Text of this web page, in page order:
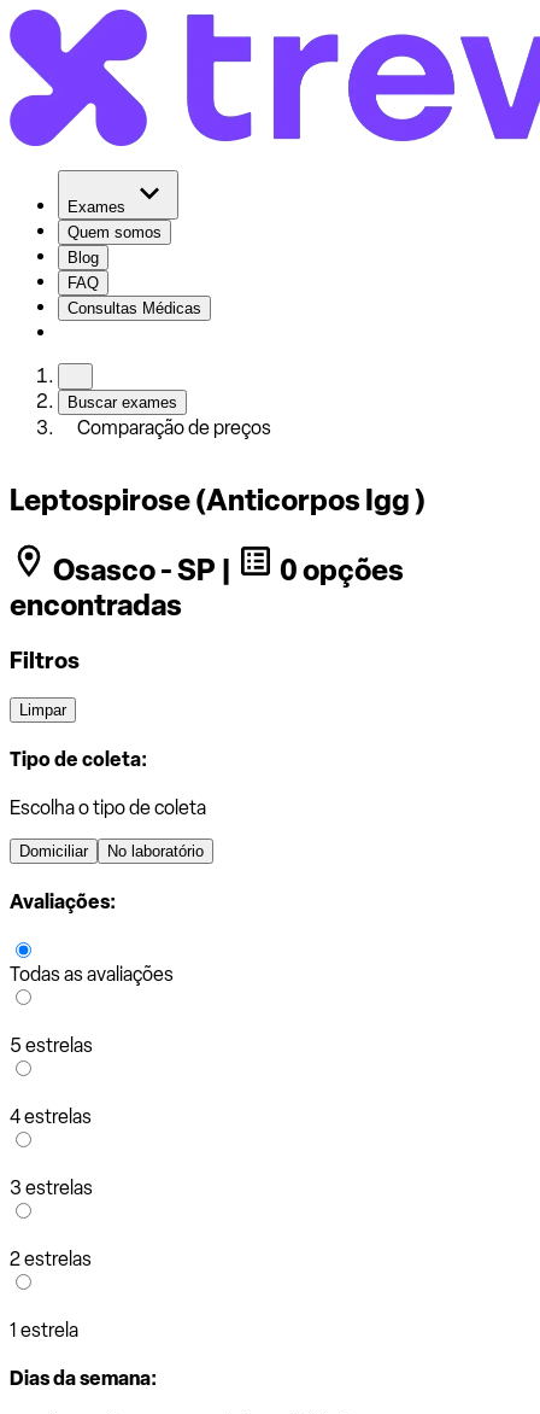
Exames
Quem somos
Blog
FAQ
Consultas Médicas
Buscar exames
Comparação de preços
Leptospirose (Anticorpos Igg )
Osasco - SP |
0 opções
encontradas
Filtros
Limpar
Tipo de coleta:
Escolha o tipo de coleta
Domiciliar No laboratório
Avaliações:
Todas as avaliações
5 estrelas
4 estrelas
3 estrelas
2 estrelas
1 estrela
Dias da semana: